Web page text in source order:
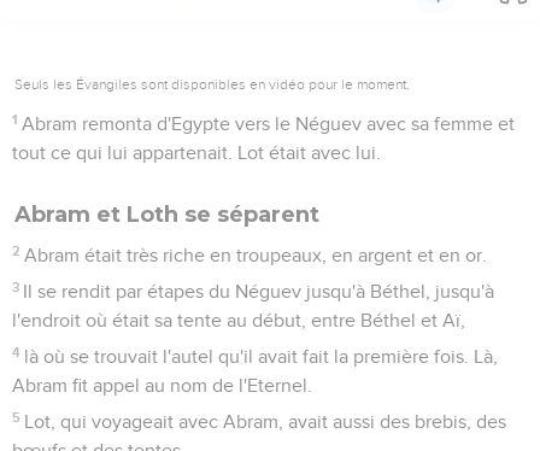
Seuls les Évangiles sont disponibles en vidéo pour le moment.
1 Abram remonta d'Egypte vers le Néguev avec sa femme et
tout ce qui lui appartenait. Lot était avec lui.
Abram et Loth se séparent
2 Abram était très riche en troupeaux, en argent et en or.
3 Il se rendit par étapes du Néguev jusqu'à Béthel, jusqu'à
l'endroit où était sa tente au début, entre Béthel et Aï,
4 là où se trouvait l'autel qu'il avait fait la première fois. Là,
Abram fit appel au nom de l'Eternel.
5 Lot, qui voyageait avec Abram, avait aussi des brebis, des